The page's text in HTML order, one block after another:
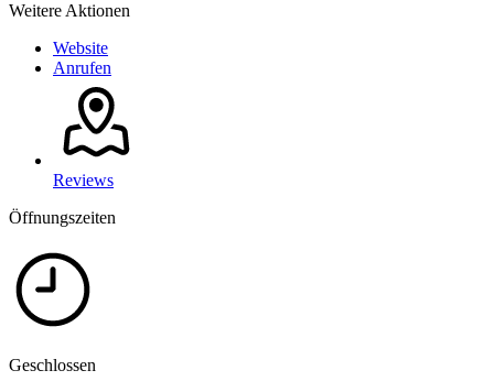
Weitere Aktionen
Website
Anrufen
Reviews
Öffnungszeiten
Geschlossen